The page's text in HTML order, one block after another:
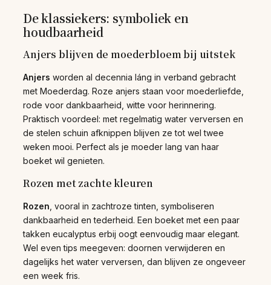
De klassiekers: symboliek en
houdbaarheid
Anjers blijven de moederbloem bij uitstek
Anjers worden al decennia láng in verband gebracht
met Moederdag. Roze anjers staan voor moederliefde,
rode voor dankbaarheid, witte voor herinnering.
Praktisch voordeel: met regelmatig water verversen en
de stelen schuin afknippen blijven ze tot wel twee
weken mooi. Perfect als je moeder lang van haar
boeket wil genieten.
Rozen met zachte kleuren
Rozen , vooral in zachtroze tinten, symboliseren
dankbaarheid en tederheid. Een boeket met een paar
takken eucalyptus erbij oogt eenvoudig maar elegant.
Wel even tips meegeven: doornen verwijderen en
dagelijks het water verversen, dan blijven ze ongeveer
een week fris.